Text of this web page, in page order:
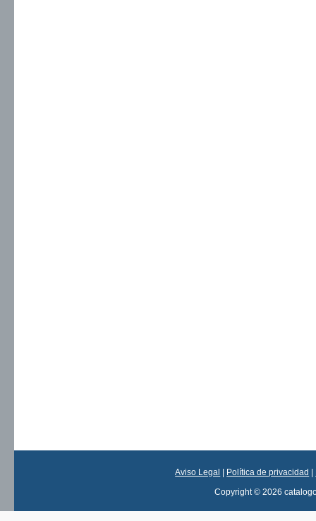
Aviso Legal Política de privacidad
Copyright © 2026